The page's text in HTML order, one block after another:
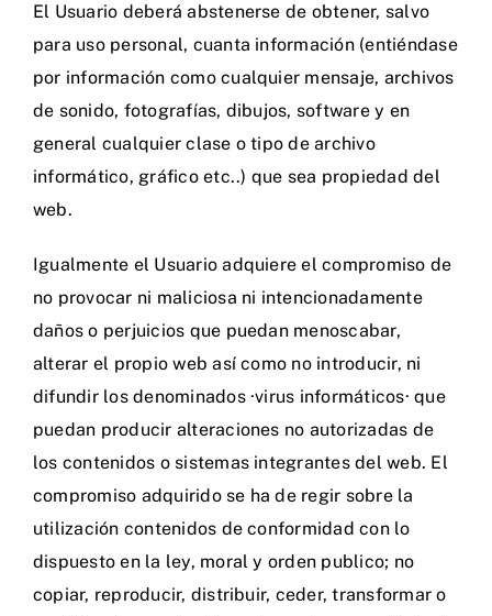
El Usuario deberá abstenerse de obtener, salvo
para uso personal, cuanta información (entiéndase
por información como cualquier mensaje, archivos
de sonido, fotografías, dibujos, software y en
general cualquier clase o tipo de archivo
informático, gráfico etc..) que sea propiedad del
web.
Igualmente el Usuario adquiere el compromiso de
no provocar ni maliciosa ni intencionadamente
daños o perjuicios que puedan menoscabar,
alterar el propio web así como no introducir, ni
difundir los denominados ·virus informáticos· que
puedan producir alteraciones no autorizadas de
los contenidos o sistemas integrantes del web. El
compromiso adquirido se ha de regir sobre la
utilización contenidos de conformidad con lo
dispuesto en la ley, moral y orden publico; no
copiar, reproducir, distribuir, ceder, transformar o